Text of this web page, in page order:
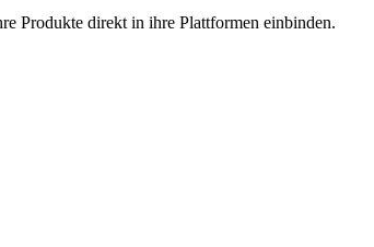
Produkte direkt in ihre Plattformen einbinden.